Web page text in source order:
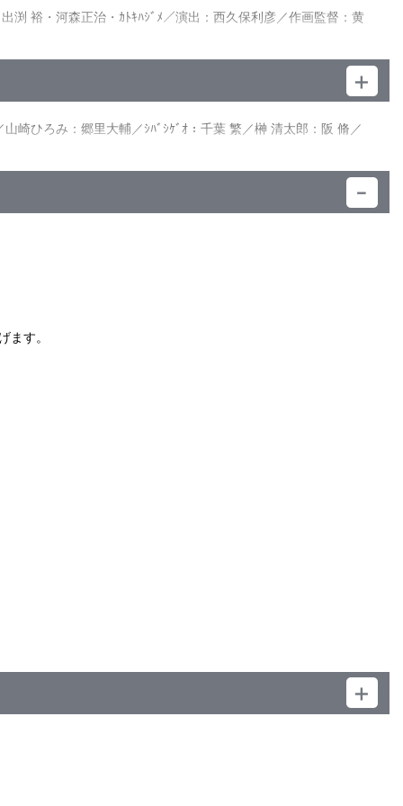
渕 裕・河森正治・ｶﾄｷﾊｼﾞﾒ／演出：西久保利彦／作画監督：黄
崎ひろみ：郷里大輔／ｼﾊﾞｼｹﾞｵ：千葉 繁／榊 清太郎：阪 脩／
す。